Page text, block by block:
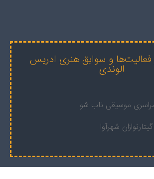
و سوابق هنری ادریس
الوندی
موسیقی ناب شو
شهرآوا